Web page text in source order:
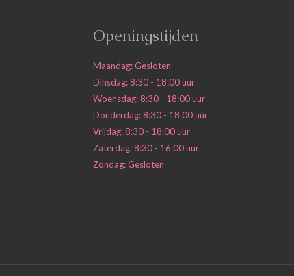
Openingstijden
Maandag: Gesloten
Dinsdag: 8:30 - 18:00 uur
Woensdag: 8:30 - 18:00 uur
Donderdag: 8:30 - 18:00 uur
Vrijdag: 8:30 - 18:00 uur
Zaterdag: 8:30 - 16:00 uur
Zondag: Gesloten